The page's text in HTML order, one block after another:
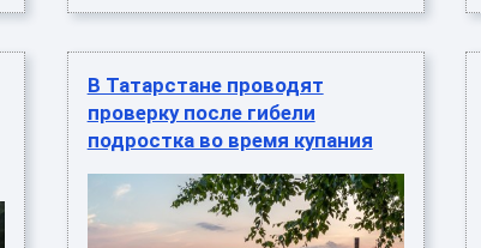
В Татарстане проводят
проверку после гибели
подростка во время купания